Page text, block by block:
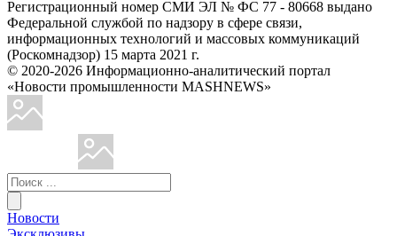
Регистрационный номер СМИ ЭЛ № ФС 77 - 80668 выдано
Федеральной службой по надзору в сфере связи,
информационных технологий и массовых коммуникаций
(Роскомнадзор) 15 марта 2021 г.
© 2020-2026 Информационно-аналитический портал
«Новости промышленности MASHNEWS»
Новости